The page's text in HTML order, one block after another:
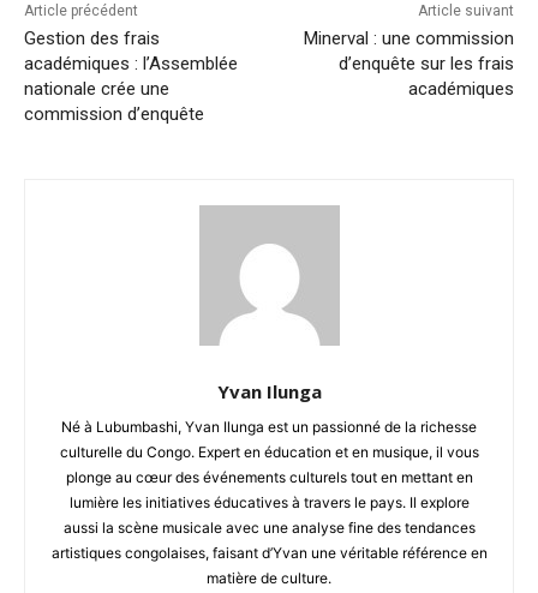
Article précédent
Gestion des frais
académiques : l’Assemblée
nationale crée une
commission d’enquête
Article suivant
Minerval : une commission
d’enquête sur les frais
académiques
Yvan Ilunga
Né à Lubumbashi, Yvan Ilunga est un passionné de la richesse
culturelle du Congo. Expert en éducation et en musique, il vous
plonge au cœur des événements culturels tout en mettant en
lumière les initiatives éducatives à travers le pays. Il explore
aussi la scène musicale avec une analyse fine des tendances
artistiques congolaises, faisant d’Yvan une véritable référence en
matière de culture.